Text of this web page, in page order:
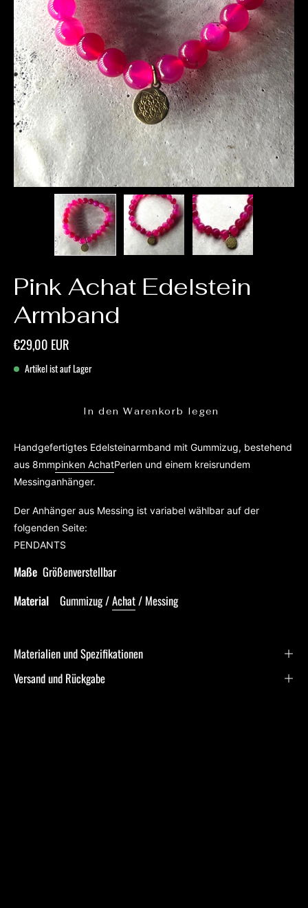
Pink Achat Edelstein
Armband
€29,00 EUR
Artikel ist auf Lager
In den Warenkorb legen
Handgefertigtes Edelsteinarmband mit Gummizug, bestehend
aus 8mmpinken AchatPerlen und einem kreisrundem
Messinganhänger.
Der Anhänger aus Messing ist variabel wählbar auf der
folgenden Seite:
PENDANTS
Maße Größenverstellbar
Material
Gummizug /Achat/ Messing
Materialien und Spezifikationen
Versand und Rückgabe